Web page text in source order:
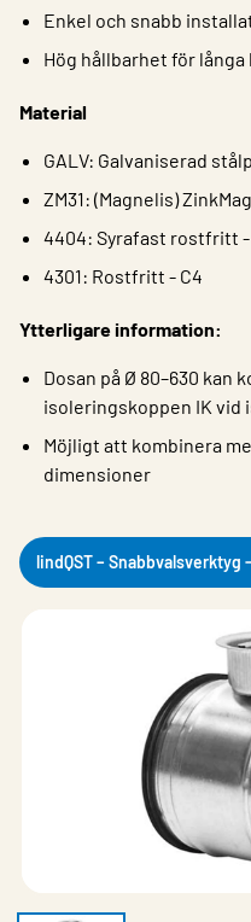
Enkel och snabb
Hög hållbarhet för
Material
GALV: Galvaniserad
ZM31: (Magnelis)
4404: Syrafast rostfritt -
4301: Rostfritt - C4
Ytterligare information:
Dosan på Ø 80–630 kan
isoleringskoppen IK vid
Möjligt att kombinera
dimensioner
lindQST – Snabbvalsverktyg